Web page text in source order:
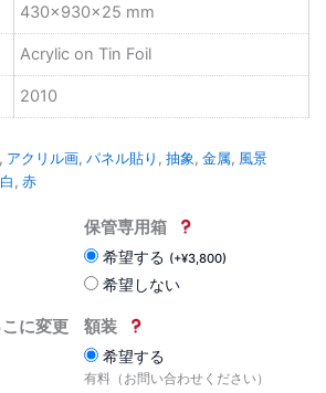
430×930×25 mm
Acrylic on Tin Foil
2010
, アクリル画, パネル貼り , 抽象, 金属, 風景
白, 赤
保管専用箱
希望する (+¥3,800)
希望しない
に変更 額装
希望する
有料（お問い合わせください）